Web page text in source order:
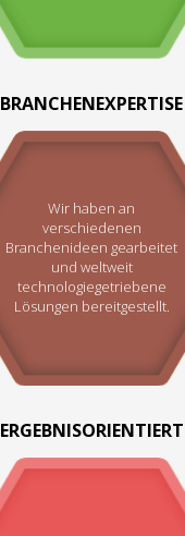
BRANCHENEXPERTISE
Wir haben an
verschiedenen
Branchenideen gearbeitet
und weltweit
technologiegetriebene
Lösungen bereitgestellt.
ERGEBNISORIENTIERT